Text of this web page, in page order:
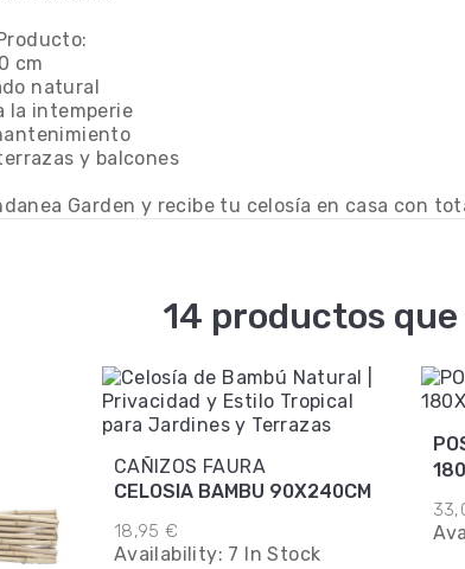
cm
natural
la intemperie
y balcones
Garden y recibe tu celosía en casa con
14 productos
CAÑIZOS FAURA
CELOSIA BAMBU 90X240CM
18,95 €
Availability: 7 In Stock